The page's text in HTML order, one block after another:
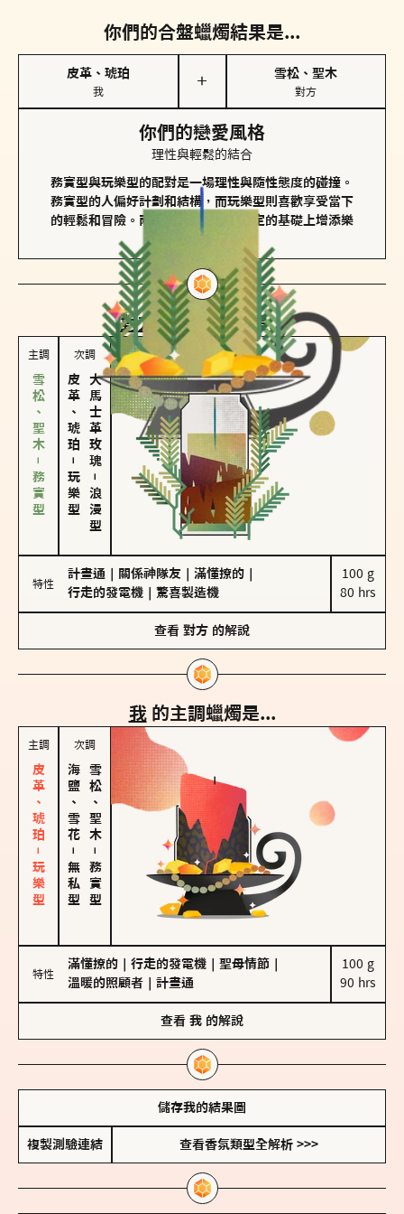
你們的合盤蠟燭結果是...
皮革、琥珀
我
＋
雪松、聖木
對方
你們的戀愛風格
理性與輕鬆的結合
務實型與玩樂型的配對是一場理性與隨性態度的碰撞。
務實型的人偏好計劃和結構，而玩樂型則喜歡享受當下
的輕鬆和冒險。兩者的關係能夠在穩定的基礎上增添樂
對方 的主調蠟燭是...
主調
雪松、聖木－務實型
次調
皮革、琥珀
－
玩樂型
大馬士革玫瑰
－
浪漫型
特性
計畫通 關係神隊友 滿懂撩的
行走的發電機
驚喜製造機
100 g
80 hrs
查看 對方 的解說
我 的主調蠟燭是...
主調
皮革、琥珀－玩樂型
次調
海鹽、雪花
－
無私型
雪松、聖木
－
務實型
特性
滿懂撩的 行走的發電機 聖母情節
溫暖的照顧者
計畫通
100 g
90 hrs
查看 我 的解說
儲存我的結果圖
複製測驗連結 查看香氛類型全解析 >>>